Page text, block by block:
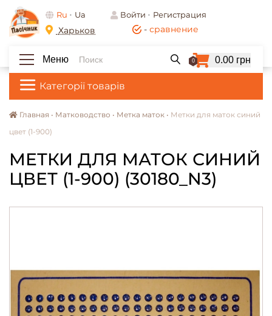
-сравнение
Ru Ua Войти Регистрация
Харьков
Категорії товарів
Меню 0 0.00 грн
Главная • Матководство • Метка маток • Метки для маток синий
цвет (1-900)
МЕТКИ ДЛЯ МАТОК СИНИЙ
ЦВЕТ (1-900) (30180_N3)